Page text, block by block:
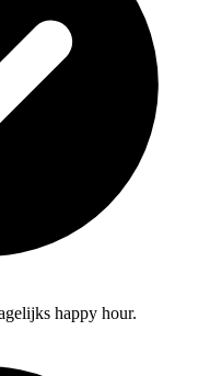
happy hour.